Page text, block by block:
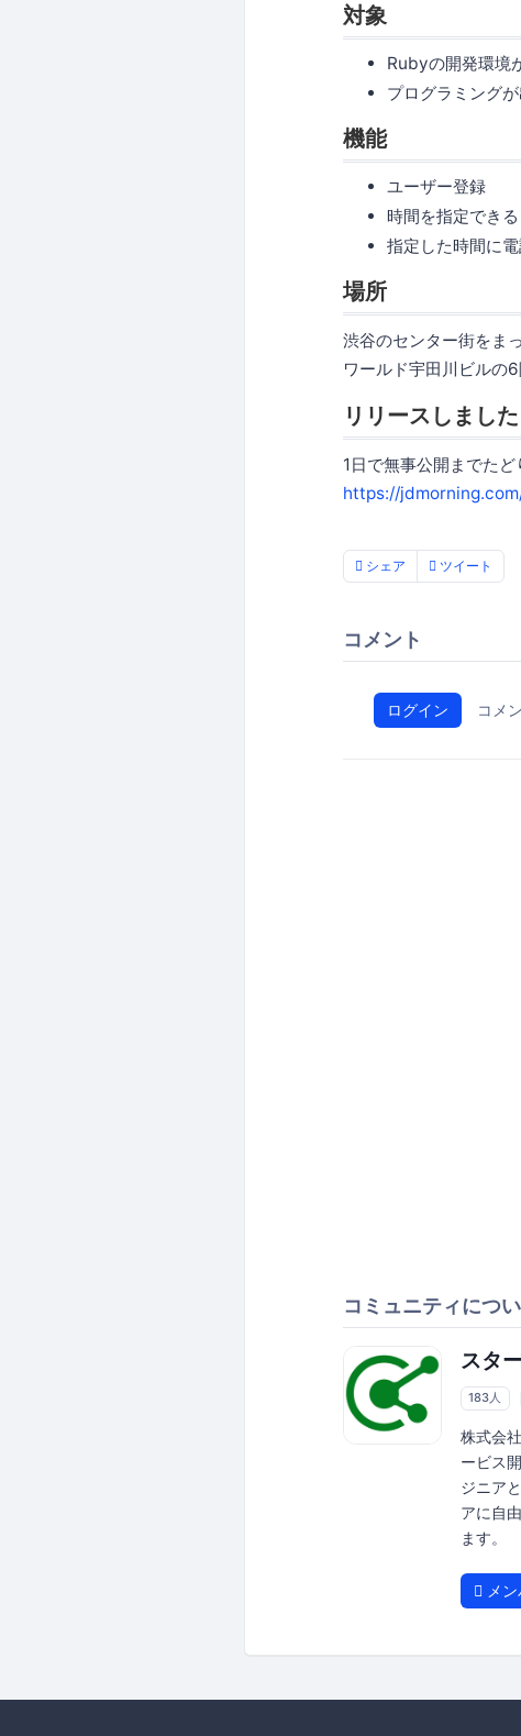
対象
Rubyの開発環境
プログラミング
機能
ユーザー登録
時間を指定できる
指定した時間に
場所
渋谷のセンター街をま
ワールド宇田川ビルの6
リリースしました
1日で無事公開までたど
https://
シェア ツイート
コメント
ログイン コメ
コミュニティにつ
スタ
183人
株式会
ービス
ジニア
アに自
ます。
メ